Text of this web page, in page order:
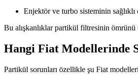
Enjektör ve turbo sisteminin sağlıklı
Bu alışkanlıklar partikül filtresinin ömrünü
Hangi Fiat Modellerinde
Partikül sorunları özellikle şu Fiat